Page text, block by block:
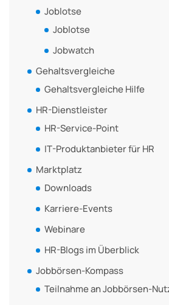
Joblotse
Joblotse
Jobwatch
Gehaltsvergleiche
Gehaltsvergleiche Hilfe
HR-Dienstleister
HR-Service-Point
IT-Produktanbieter für HR
Marktplatz
Downloads
Karriere-Events
Webinare
HR-Blogs im Überblick
Jobbörsen-Kompass
Teilnahme an Jobbörsen-